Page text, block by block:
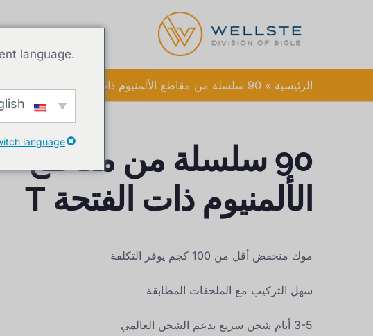
الرئيسية 90 سلسلة من مقاطع الألمنيوم ذات الفتحة T
90 سلسلة من مقاطع
الألمنيوم ذات الفتحة T
موك منخفض أقل من 100 كجم يوفر التكلفة
سهل التركيب مع الملحقات المطابقة
3-5 أيام شحن سريع يدعم الشحن العالمي
language.
language